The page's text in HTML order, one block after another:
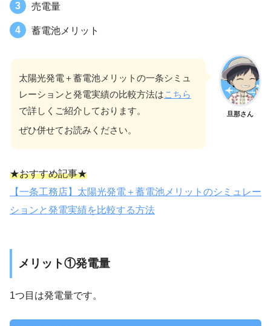
売電量
蓄電池メリット
旦那さん
太陽光発電＋蓄電池メリットの一条シミュ
レーションと発電実績の比較方法はこちら
で詳しくご紹介しております。
ぜひ併せてお読みください。
★おすすめ記事★
【一条工務店】太陽光発電＋蓄電池メリットのシミュレー
ションと発電実績を比較する方法
メリット①発電量
1つ目は発電量です。